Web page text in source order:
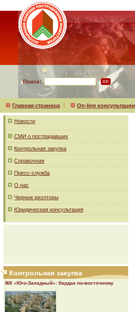
Поиск:
Главная страница On-line консультации
Новости
СМИ о пострадавших
Контрольная закупка
Справочная
Пресс-служба
О нас
Черные риэлторы
Юридическая консультация
Контрольная закупка
ЖК «Юго-Западный»: бардак по-восточному